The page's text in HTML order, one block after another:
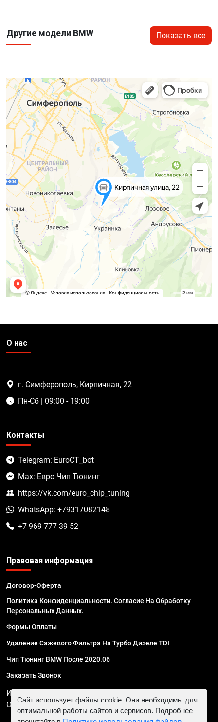
Другие модели BMW Показать все
О нас
г. Симферополь, Кирпичная, 22
Пн-Сб | 09:00 - 19:00
Контакты
Telegram: EuroCT_bot
Max: Евро Чип Тюнинг
https://vk.com/euro_chip_tuning
WhatsApp: +79317082148
+7 969 777 39 52
Правовая информация
Договор-Оферта
Политика Конфиденциальности. Согласие На Обработку
Персональных Данных.
Формы Оплаты
Удаление Сажевого Фильтра На Турбо Дизеле TDI
Чип Тюнинг BMW После 2020.06
Заказать Звонок
ИП Смирнов Георгий Павлович. ИНН 781302555843,
ОГРНИП 324470400032610
Сайт использует файлы cookie. Они необходимы для
оптимальной работы сайтов и сервисов. Подробнее